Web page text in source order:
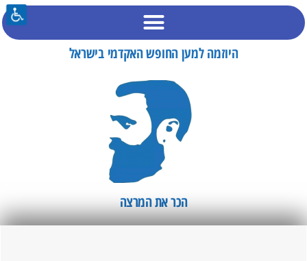
היוזמה למען החופש האקדמי בישראל
הכר את המרצה​